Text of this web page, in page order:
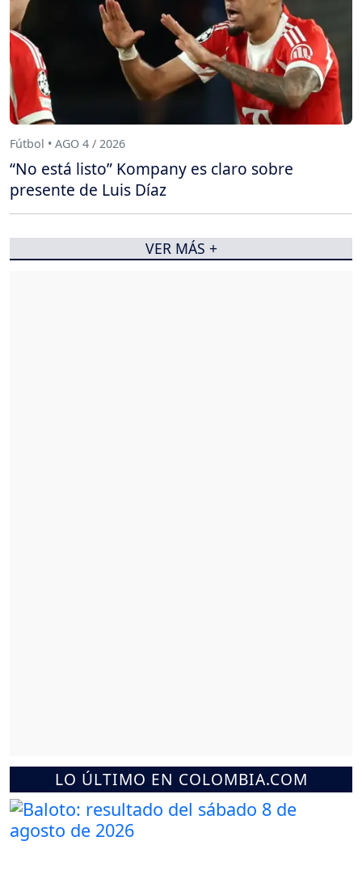
LO ÚLTIMO EN COLOMBIA.COM
Fútbol • AGO 4 / 2026
“No está listo” Kompany es claro sobre
presente de Luis Díaz
VER MÁS +